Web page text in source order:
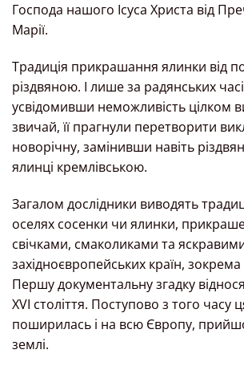
Господа нашого Ісуса Христа від
Марії.
Традиція прикрашання ялинки від
різдвяною. І лише за радянських
усвідомивши неможливість цілком
звичай, її прагнули перетворити
новорічну, замінивши навіть
ялинці кремлівською.
Загалом дослідники виводять
оселях сосенки чи ялинки,
свічками, смаколиками та
західноєвропейських країн,
Першу документальну згадку
XVI століття. Поступово з того часу
поширилась і на всю Європу,
землі.